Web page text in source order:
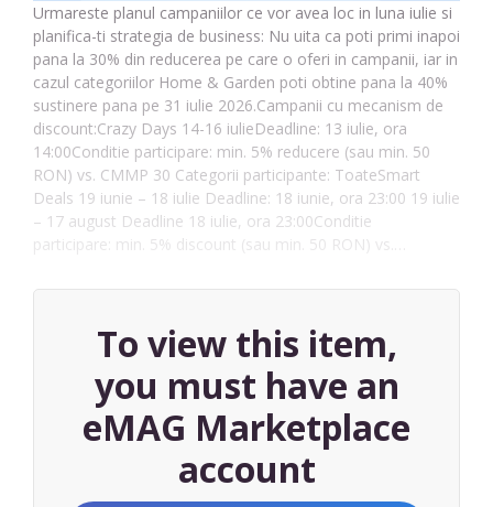
Urmareste planul campaniilor ce vor avea loc in luna iulie si
planifica-ti strategia de business: Nu uita ca poti primi inapoi
pana la 30% din reducerea pe care o oferi in campanii, iar in
cazul categoriilor Home & Garden poti obtine pana la 40%
sustinere pana pe 31 iulie 2026.Campanii cu mecanism de
discount:Crazy Days 14-16 iulieDeadline: 13 iulie, ora
14:00Conditie participare: min. 5% reducere (sau min. 50
RON) vs. CMMP 30 Categorii participante: ToateSmart
Deals 19 iunie – 18 iulie Deadline: 18 iunie, ora 23:00 19 iulie
– 17 august Deadline 18 iulie, ora 23:00Conditie
participare: min. 5% discount (sau min. 50 RON) vs.…
To view this item,
you must have an
eMAG Marketplace
account